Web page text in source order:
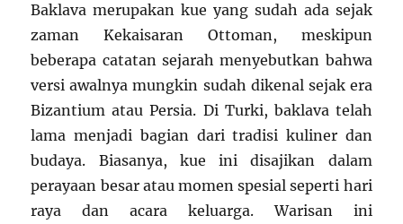
Baklava merupakan kue yang sudah ada sejak
zaman Kekaisaran Ottoman, meskipun
beberapa catatan sejarah menyebutkan bahwa
versi awalnya mungkin sudah dikenal sejak era
Bizantium atau Persia. Di Turki, baklava telah
lama menjadi bagian dari tradisi kuliner dan
budaya. Biasanya, kue ini disajikan dalam
perayaan besar atau momen spesial seperti hari
raya dan acara keluarga. Warisan ini